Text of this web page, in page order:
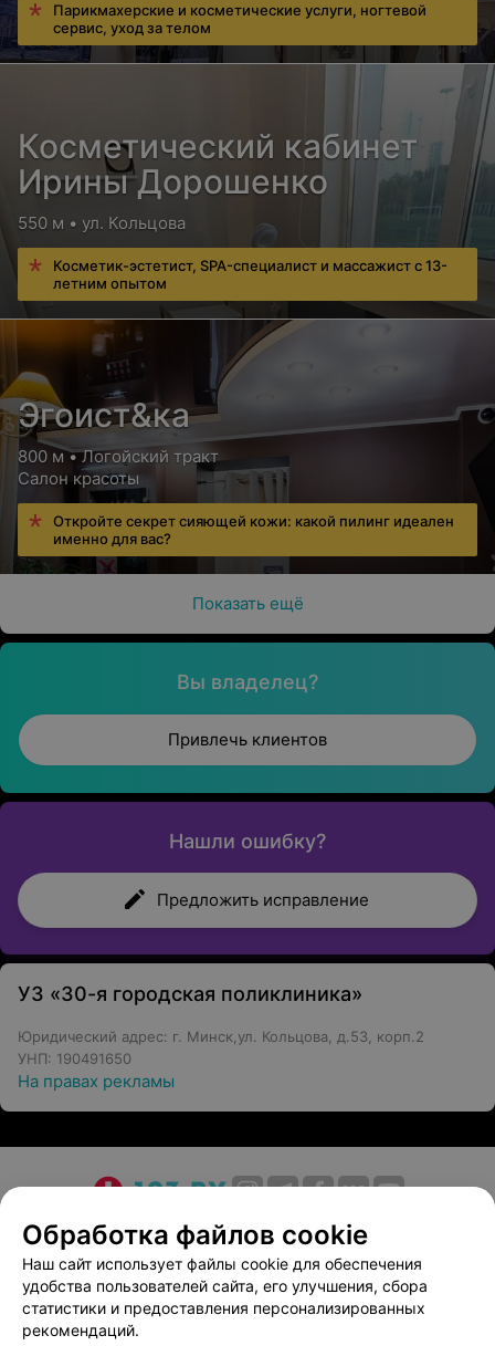
Парикмахерские и косметические услуги, ногтевой
сервис, уход за телом
Косметический кабинет
Ирины Дорошенко
550 м • ул. Кольцова
Косметик-эстетист, SPA-специалист и массажист с 13-
летним опытом
Эгоист&ка
800 м • Логойский тракт
Салон красоты
Откройте секрет сияющей кожи: какой пилинг идеален
именно для вас?
Показать ещё
Вы владелец?
Привлечь клиентов
Нашли ошибку?
Предложить исправление
УЗ «30-я городская поликлиника»
Юридический адрес: г. Минск,ул. Кольцова, д.53, корп.2
УНП: 190491650
На правах рекламы
О проекте Новости проекта
Размещение рекламы
Медицинский маркетинг
Публичный договор
Пользовательское соглашение
Способы оплаты
Вакансии
Партнеры
Обработка файлов cookie
Наш сайт использует файлы cookie для обеспечения
удобства пользователей сайта, его улучшения, сбора
статистики и предоставления персонализированных
рекомендаций.